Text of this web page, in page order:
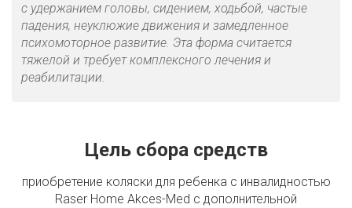
с удержанием головы, сидением, ходьбой, частые
падения, неуклюжие движения и замедленное
психомоторное развитие. Эта форма считается
тяжелой и требует комплексного лечения и
реабилитации.
Цель сбора средств
приобретение коляски для ребенка с инвалидностью
Raser Home Akces-Med с дополнительной